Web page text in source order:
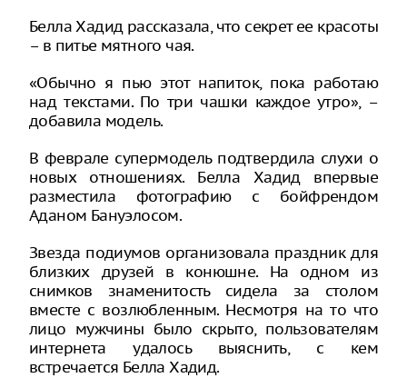
Белла Хадид рассказала, что секрет ее красоты
– в питье мятного чая.
«Обычно я пью этот напиток, пока работаю
над текстами. По три чашки каждое утро», –
добавила модель.
В феврале супермодель подтвердила слухи о
новых отношениях. Белла Хадид впервые
разместила фотографию с бойфрендом
Аданом Бануэлосом.
Звезда подиумов организовала праздник для
близких друзей в конюшне. На одном из
снимков знаменитость сидела за столом
вместе с возлюбленным. Несмотря на то что
лицо мужчины было скрыто, пользователям
интернета удалось выяснить, с кем
встречается Белла Хадид.